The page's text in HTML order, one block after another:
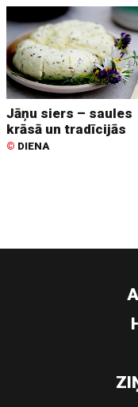
Jāņu siers – saules
krāsā un tradīcijās
© DIENA